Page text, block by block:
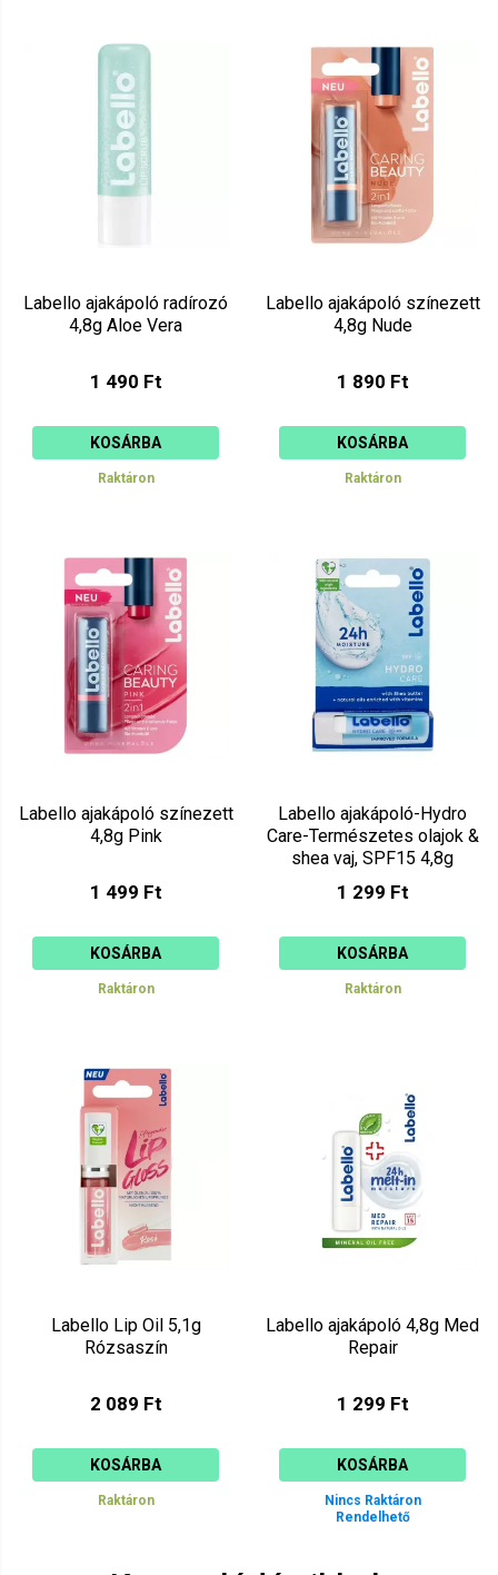
Labello ajakápoló radírozó
4,8g Aloe Vera
1 490 Ft
KOSÁRBA
Raktáron
Labello ajakápoló színezett
4,8g Nude
1 890 Ft
KOSÁRBA
Raktáron
Labello ajakápoló színezett
4,8g Pink
1 499 Ft
KOSÁRBA
Raktáron
Labello ajakápoló-Hydro
Care-Természetes olajok &
shea vaj, SPF15 4,8g
1 299 Ft
KOSÁRBA
Raktáron
Labello Lip Oil 5,1g
Rózsaszín
2 089 Ft
KOSÁRBA
Raktáron
Labello ajakápoló 4,8g Med
Repair
1 299 Ft
KOSÁRBA
Nincs Raktáron
Rendelhető